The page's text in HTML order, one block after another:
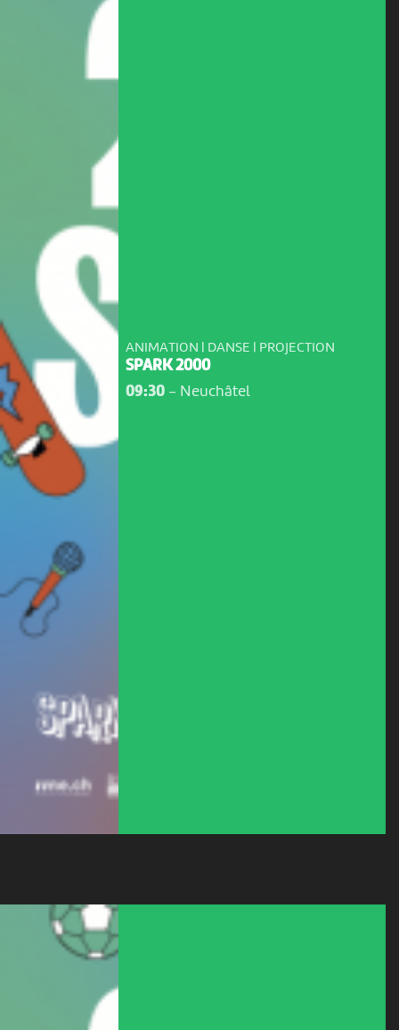
ANIMATION | DANSE | PROJECTION
SPARK 2000
09:30- Neuchâtel